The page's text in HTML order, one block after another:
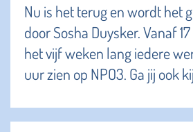
Nu is het terug en wordt het
door Sosha Duysker. Vanaf
het vijf weken lang iedere
uur zien op NPO3. Ga jij ook